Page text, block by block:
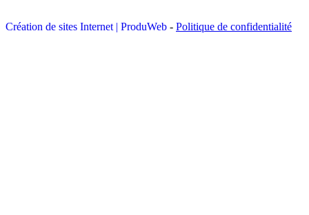
Création de sites Internet | ProduWeb - Politique de confidentialité